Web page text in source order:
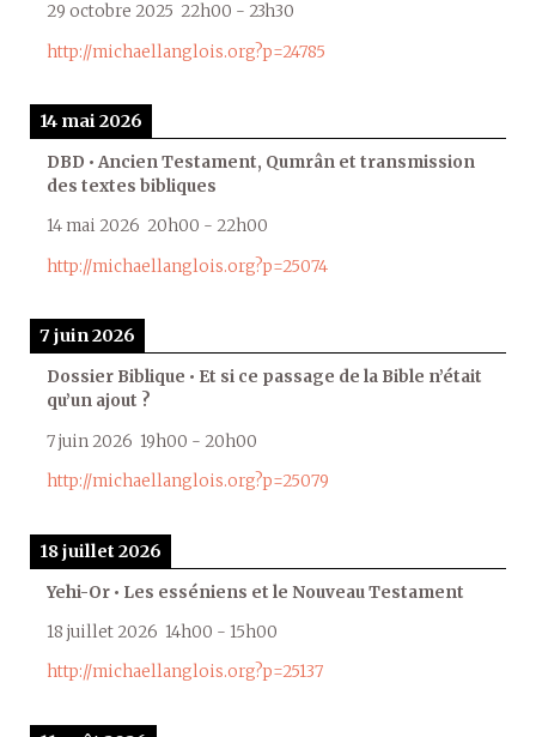
29 octobre 2025 22h00 - 23h30
http://michaellanglois.org?p=24785
14 mai 2026
DBD • Ancien Testament, Qumrân et transmission
des textes bibliques
14 mai 2026 20h00 - 22h00
http://michaellanglois.org?p=25074
7 juin 2026
Dossier Biblique • Et si ce passage de la Bible n’était
qu’un ajout ?
7 juin 2026 19h00 - 20h00
http://michaellanglois.org?p=25079
18 juillet 2026
Yehi-Or • Les esséniens et le Nouveau Testament
18 juillet 2026 14h00 - 15h00
http://michaellanglois.org?p=25137